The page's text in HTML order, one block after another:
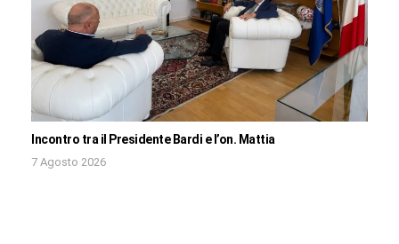
Incontro tra il Presidente Bardi e l’on. Mattia
7 Agosto 2026